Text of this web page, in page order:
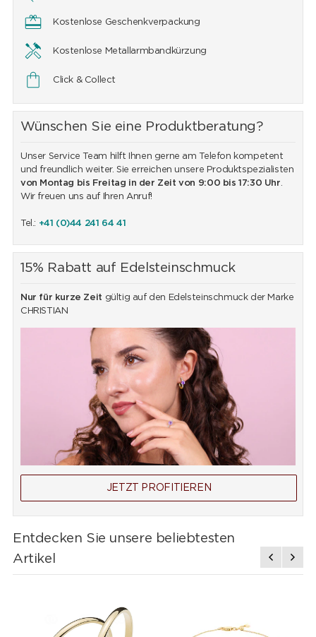
Kostenlose Geschenkverpackung
Kostenlose Metallarmbandkürzung
Click & Collect
Wünschen Sie eine Produktberatung?
Unser Service Team hilft Ihnen gerne am Telefon kompetent
und freundlich weiter. Sie erreichen unsere Produktspezialisten
von Montag bis Freitag in der Zeit von 9:00 bis 17:30 Uhr.
Wir freuen uns auf Ihren Anruf!
Tel.: +41 (0)44 241 64 41
15% Rabatt auf Edelsteinschmuck
Nur für kurze Zeit gültig auf den Edelsteinschmuck der Marke
CHRISTIAN
JETZT PROFITIEREN
Entdecken Sie unsere beliebtesten
Artikel